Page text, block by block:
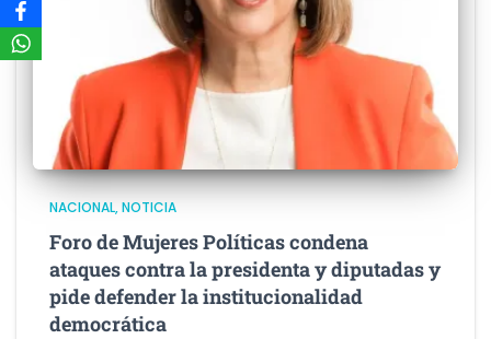
NACIONAL NOTICIA
Foro de Mujeres Políticas condena
ataques contra la presidenta y diputadas y
pide defender la institucionalidad
democrática